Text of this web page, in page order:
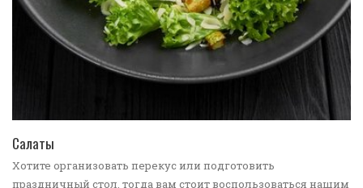
Салаты
Хотите организовать перекус или подготовить
праздничный стол, тогда вам стоит воспользоваться нашим